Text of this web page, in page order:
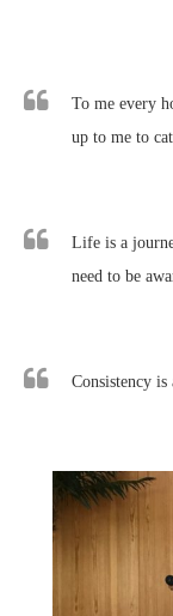
To me every
up to me to
Life is a
need to be
Consistency